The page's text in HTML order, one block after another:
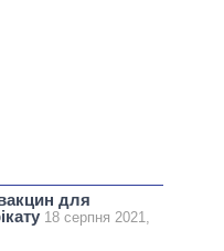
для
18 серпня 2021,